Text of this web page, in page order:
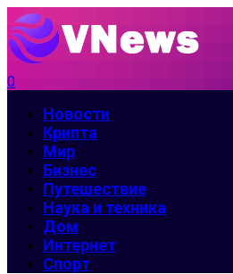
0
Новости
Крипта
Мир
Бизнес
Путешествие
Наука и техника
Дом
Интернет
Спорт